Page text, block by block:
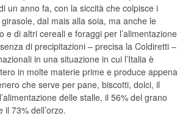
un anno fa, con la siccità che colpisce i
dal mais alla soia, ma anche le
e di altri cereali e foraggi per l’alimentazione
di precipitazioni – precisa la Coldiretti –
in una situazione in cui l’Italia è
in molte materie prime e produce appena
che serve per pane, biscotti, dolci, il
delle stalle, il 56% del grano
73% dell’orzo.